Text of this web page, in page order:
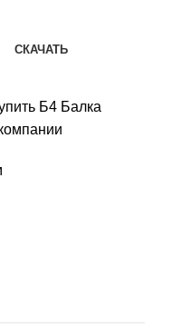
СКАЧАТЬ
Б4 Балка